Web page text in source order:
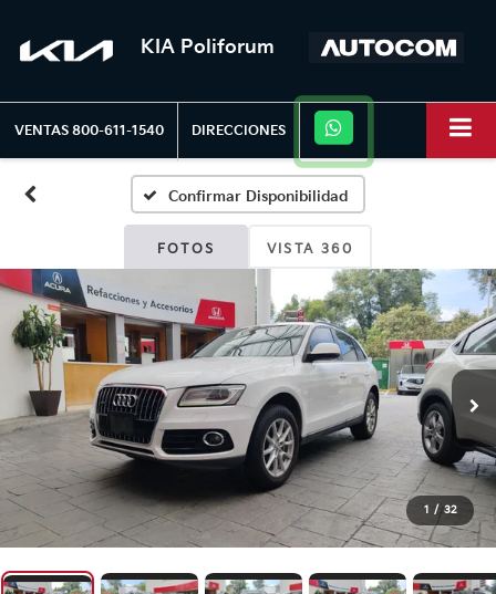
KIA Poliforum
VENTAS 800-611-1540 DIRECCIONES
Confirmar Disponibilidad
FOTOS VISTA 360
1 / 32